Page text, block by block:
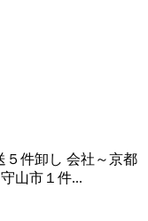
件卸し 会社～京都
山市１件...